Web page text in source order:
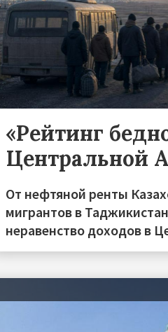
«Рейтинг
Центральной
От нефтяной ренты
мигрантов в
неравенство доходов в